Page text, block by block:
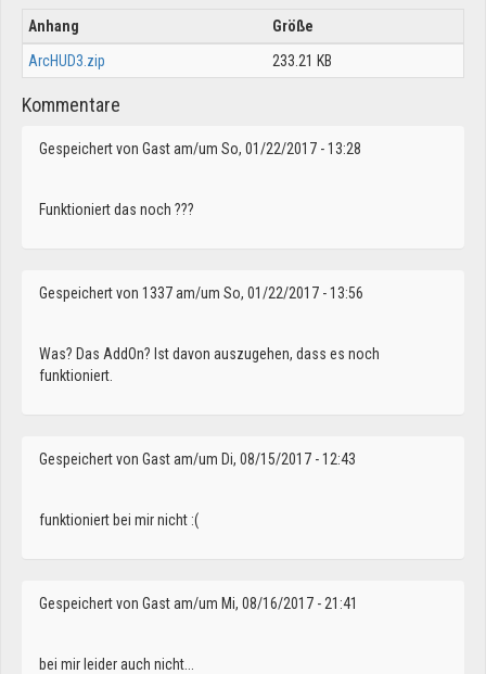
Anhang
Größe
ArcHUD3.zip
233.21 KB
Kommentare
Gespeichert von Gastam/um So, 01/22/2017 - 13:28
Funktioniert das noch ???
Gespeichert von 1337am/um So, 01/22/2017 - 13:56
Was? Das AddOn? Ist davon auszugehen, dass es noch
funktioniert.
Gespeichert von Gastam/um Di, 08/15/2017 - 12:43
funktioniert bei mir nicht :(
Gespeichert von Gastam/um Mi, 08/16/2017 - 21:41
bei mir leider auch nicht...